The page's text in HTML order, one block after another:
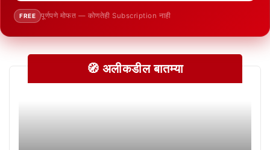
FREE पूर्णपणे मोफत — कोणतेही Subscription नाही
🧭 अलीकडील बातम्या